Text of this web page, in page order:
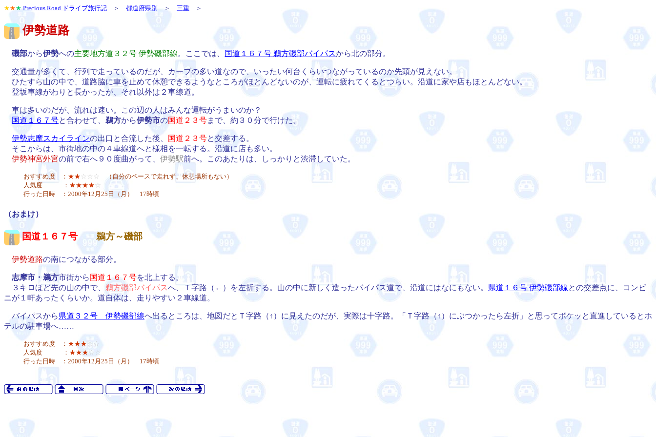
★★★ Precious Road ドライブ旅行記 ＞ 都道府県別＞ 三重 ＞
伊勢道路
磯部から伊勢への主要地方道３２号 伊勢磯部線。ここでは、 国道１６７号 鵜方磯部バイパスから北の部分。
交通量が多くて、行列で走っているのだが、カーブの多い道なので、いったい何台くらいつながっているのか先頭が見えない。
ひたすら山の中で、道路脇に車を止めて休憩できるようなところがほとんどないのが、運転に疲れてくるとつらい。沿道に家や店もほとんどない。
登坂車線がわりと長かったが、それ以外は２車線道。
車は多いのだが、流れは速い。この辺の人はみんな運転がうまいのか？
国道１６７号と合わせて、 鵜方から伊勢市の国道２３号まで、約３０分で行けた。
伊勢志摩スカイラインの出口と合流した後、 国道２３号と交差する。
そこからは、市街地の中の４車線道へと様相を一転する。沿道に店も多い。
伊勢神宮外宮の前で右へ９０度曲がって、 伊勢駅前へ。このあたりは、しっかりと渋滞していた。
おすすめ度 ： ★★☆☆☆ （自分のペースで走れず、休憩場所もない）
人気度 ： ★★★★☆
行った日時 ：2000年12月25日（月） 17時頃
（おまけ）
国道１６７号 鵜方～磯部
伊勢道路の南につながる部分。
志摩市・鵜方市街から 国道１６７号を北上する。
３キロほど先の山の中で、 鵜方磯部バイパスへ、Ｔ字路（←）を左折する。山の中に新しく造ったバイパス道で、沿道にはなにもない。 県道１６号 伊勢磯部線との交差点に、コンビ
ニが１軒あったくらいか。道自体は、走りやすい２車線道。
バイパスから県道３２号 伊勢磯部線へ出るところは、地図だとＴ字路（↑）に見えたのだが、実際は十字路。「Ｔ字路（↑）にぶつかったら左折」と思ってボケッと直進しているとホ
テルの駐車場へ……
おすすめ度 ： ★★★☆☆
人気度 ： ★★★☆☆
行った日時 ：2000年12月25日（月） 17時頃